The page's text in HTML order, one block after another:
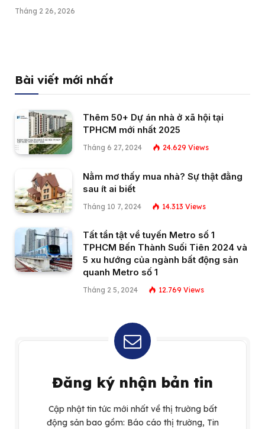
Tháng 2 26, 2026
Bài viết mới nhất
Thêm 50+ Dự án nhà ở xã hội tại
TPHCM mới nhất 2025
Tháng 6 27, 2024 24.629 Views
Nằm mơ thấy mua nhà? Sự thật đằng
sau ít ai biết
Tháng 10 7, 2024 14.313 Views
Tất tần tật về tuyến Metro số 1
TPHCM Bến Thành Suối Tiên 2024 và
5 xu hướng của ngành bất động sản
quanh Metro số 1
Tháng 2 5, 2024 12.769 Views
Đăng ký nhận bản tin
Cập nhật tin tức mới nhất về thị trường bất
động sản bao gồm: Báo cáo thị trường, Tin